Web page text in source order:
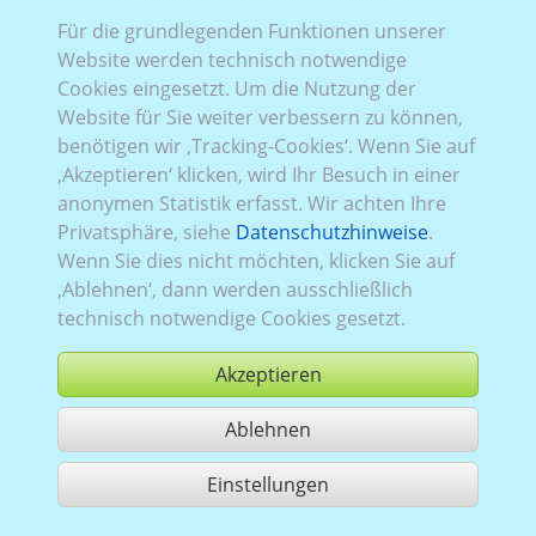
VW_549:Baureihe T6,2015–2019
kaufen
1 Treffer teilen
Für die grundlegenden Funktionen unserer
Website werden technisch notwendige
Cookies eingesetzt. Um die Nutzung der
Website für Sie weiter verbessern zu können,
benötigen wir ‚Tracking-Cookies‘. Wenn Sie auf
‚Akzeptieren‘ klicken, wird Ihr Besuch in einer
anonymen Statistik erfasst. Wir achten Ihre
Privatsphäre, siehe Datenschutzhinweise.
Wenn Sie dies nicht möchten, klicken Sie auf
‚Ablehnen‘, dann werden ausschließlich
technisch notwendige Cookies gesetzt.
Akzeptieren
Ablehnen
Einstellungen